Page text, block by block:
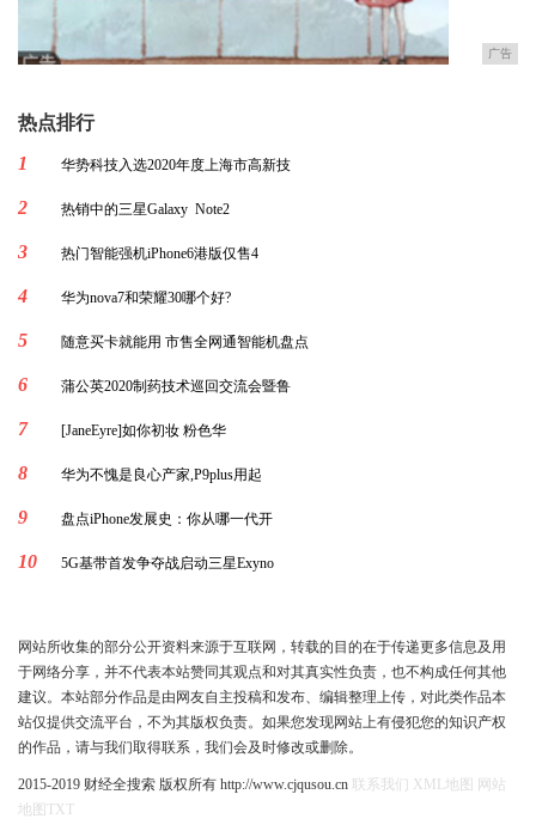
广告
热点排行
1
华势科技入选2020年度上海市高新技
2 热销中的三星Galaxy Note2
3 热门智能强机iPhone6港版仅售4
4 华为nova7和荣耀30哪个好?
5 随意买卡就能用 市售全网通智能机盘点
6 蒲公英2020制药技术巡回交流会暨鲁
7 [JaneEyre]如你初妆 粉色华
8 华为不愧是良心产家,P9plus用起
9 盘点iPhone发展史：你从哪一代开
10 5G基带首发争夺战启动三星Exyno
网站所收集的部分公开资料来源于互联网，转载的目的在于传递更多信息及用
于网络分享，并不代表本站赞同其观点和对其真实性负责，也不构成任何其他
建议。本站部分作品是由网友自主投稿和发布、编辑整理上传，对此类作品本
站仅提供交流平台，不为其版权负责。如果您发现网站上有侵犯您的知识产权
的作品，请与我们取得联系，我们会及时修改或删除。
2015-2019 财经全搜索 版权所有 http://www.cjqusou.cn 联系我们 XML地图
网站
地图
TXT